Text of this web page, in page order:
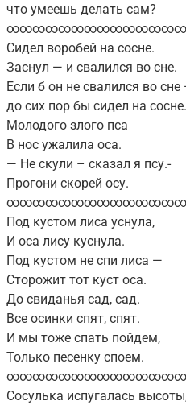
что умеешь делать сам?
Сидел воробей на сосне.
Заснул — и свалился во сне.
Если б он не свалился во сне
до сих пор бы сидел на сосне.
Молодого злого пса
В нос ужалила оса.
— Не скули – сказал я псу.-
Прогони скорей осу.
Под кустом лиса уснула,
И оса лису куснула.
Под кустом не спи лиса —
Сторожит тот куст оса.
До свиданья сад, сад.
Все осинки спят, спят.
И мы тоже спать пойдем,
Только песенку споем.
Сосулька испугалась